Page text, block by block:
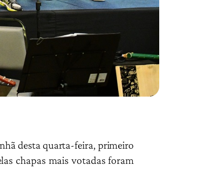
desta quarta-feira, primeiro
chapas mais votadas foram